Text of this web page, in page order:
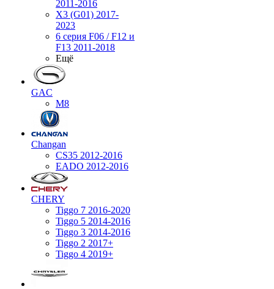
2011-2016
X3 (G01) 2017-
2023
6 серия F06 / F12 и
F13 2011-2018
Ещё
GAC
M8
Changan
CS35 2012-2016
EADO 2012-2016
CHERY
Tiggo 7 2016-2020
Tiggo 5 2014-2016
Tiggo 3 2014-2016
Tiggo 2 2017+
Tiggo 4 2019+